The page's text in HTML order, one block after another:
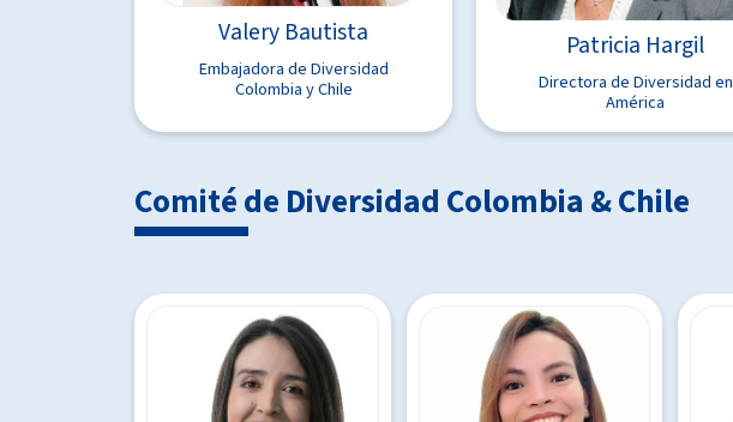
Valery Bautista
Embajadora de Diversidad
Colombia y Chile
Patricia Hargil
Directora de Diversidad en
América
Comité de Diversidad Colombia & Chile